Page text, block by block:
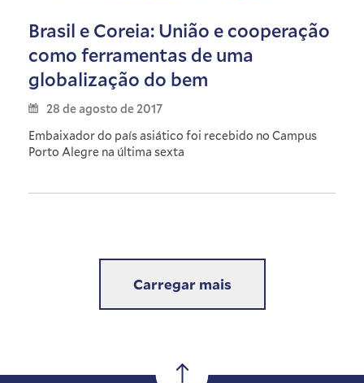
Brasil e Coreia: União e cooperação
como ferramentas de uma
globalização do bem
28 de agosto de 2017
Embaixador do país asiático foi recebido no Campus
Porto Alegre na última sexta
Carregar mais